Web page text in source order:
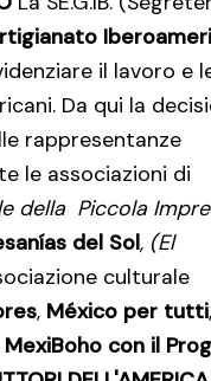
il lavoro e
Da qui la
rappresentanze
le associazioni di
della Piccola
del Sol, (El
culturale
, México per tutti,
MexiBoho con il